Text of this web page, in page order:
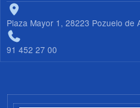
Plaza Mayor 1, 28223 Pozuelo de
91 452 27 00